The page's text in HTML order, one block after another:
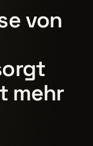
von
mehr